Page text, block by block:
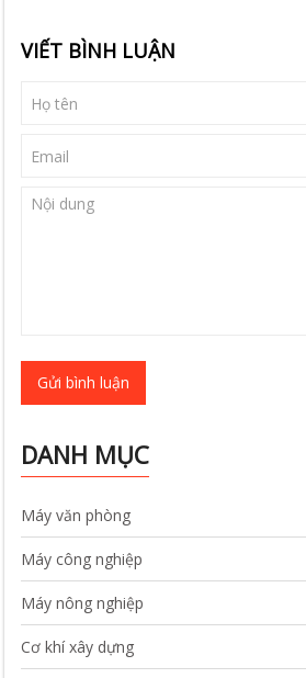
VIẾT BÌNH LUẬN
Gửi bình luận
DANH MỤC
Máy văn phòng
Máy công nghiệp
Máy nông nghiệp
Cơ khí xây dựng